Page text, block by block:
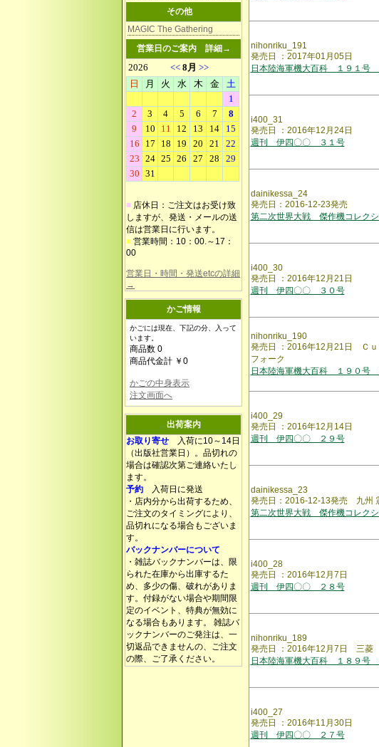
その他
MAGIC The Gathering
営業日のご案内 詳細→
■ 店休日：ご注文はお受け致
しますが、発送・メールの送
信は営業日に行います。
■ 営業時間：10：00.～17：
00
営業日・時間・発送etcの詳細
→
かご情報
かごには現在、下記の分、入って
います。
商品数 0
商品代金計 ￥0
かごの中身表示
注文画面へ
出荷案内
お取り寄せ 入荷に10～14日
（出版社営業日）。品切れの
場合は確認次第ご連絡いたし
ます。
予約 入荷日に発送
・店内分から出荷するため、
ご注文のタイミングにより、
品切れになる場合もございま
す。
バックナンバーについて
・雑誌バックナンバーは、限
られた在庫から出庫するた
め、多少の傷、破れがありま
す。付録がない場合や期間限
定のイベント、特典が無効に
なる場合もあります。 雑誌バ
ックナンバーのご発注は、一
切返品できませんの、ご注文
の際、ご了承ください。
nihonriku_191
発売日 ：2017年01月05日
日本陸海軍機大百科 １９１号
i400_31
発売日 ：2016年12月24日
週刊 伊四〇〇 ３１号
dainikessa_24
発売日：2016-12-23発売
第二次世界大戦 傑作機コレク
i400_30
発売日 ：2016年12月21日
週刊 伊四〇〇 ３０号
nihonriku_190
発売日 ：2016年12月21日 Ｃ
フォーク
日本陸海軍機大百科 １９０号
i400_29
発売日 ：2016年12月14日
週刊 伊四〇〇 ２９号
dainikessa_23
発売日：2016-12-13発売 九州
第二次世界大戦 傑作機コレク
i400_28
発売日 ：2016年12月7日
週刊 伊四〇〇 ２８号
nihonriku_189
発売日 ：2016年12月7日 三菱
日本陸海軍機大百科 １８９号
i400_27
発売日 ：2016年11月30日
週刊 伊四〇〇 ２７号